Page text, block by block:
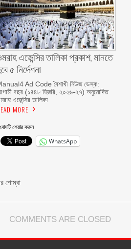
এজেন্সির তালিকা প্রকাশ, মানতে
৫ নির্দেশনা
Ad Code বৈশাখী নিউজ ডেস্ক:
বছর (১৪৪৮ হিজরি, ২০২৬-২৭) অনুমোদিত
এজেন্সির তালিকা
MORE
শেয়ার করুন
WhatsApp
শোম্বা
COMMENTS ARE CLOSED